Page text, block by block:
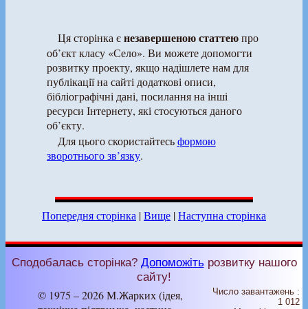
Ця сторінка єнезавершеною статтеюпро
об’єкт класу «Село». Ви можете допомогти
розвитку проекту, якщо надішлете нам для
публікації на сайті додаткові описи,
бібліографічні дані, посилання на інші
ресурси Інтернету, які стосуються даного
об’єкту.
Для цього скористайтесьформою
зворотнього зв’язку.
Попередня сторінка |Вище |Наступна сторінка
Сподобалась сторінка? Допоможіть розвитку нашого
сайту!
© 1975 – 2026 М.Жарких (ідея,
Число завантажень :
1 012